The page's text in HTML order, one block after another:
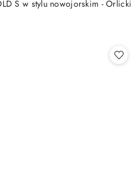
S w stylu nowojorskim - Orlicki